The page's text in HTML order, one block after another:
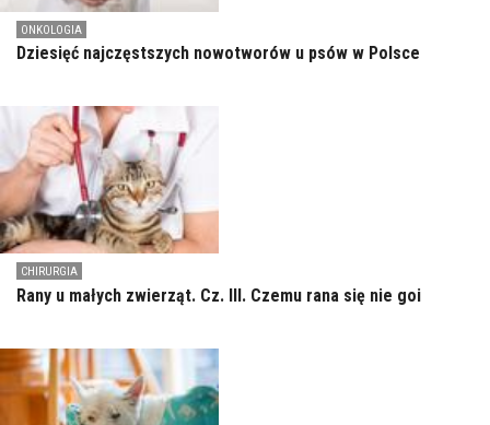
ONKOLOGIA
Dziesięć najczęstszych nowotworów u psów w Polsce
CHIRURGIA
Rany u małych zwierząt. Cz. III. Czemu rana się nie goi